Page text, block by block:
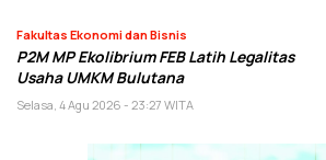
Fakultas Ekonomi dan Bisnis
P2M MP Ekolibrium FEB Latih Legalitas
Usaha UMKM Bulutana
Selasa, 4 Agu 2026 - 23:27 WITA